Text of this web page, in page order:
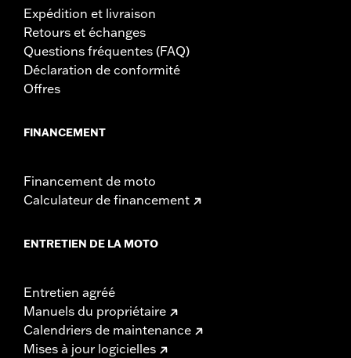
Expédition et livraison
Retours et échanges
Questions fréquentes (FAQ)
Déclaration de conformité
Offres
FINANCEMENT
Financement de moto
Calculateur de financement
ENTRETIEN DE LA MOTO
Entretien agréé
Manuels du propriétaire
Calendriers de maintenance
Mises à jour logicielles